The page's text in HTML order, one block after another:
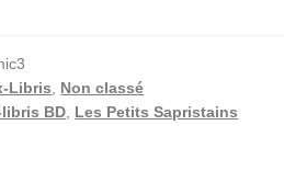
Libris, Non classé
libris BD, Les Petits Sapristains